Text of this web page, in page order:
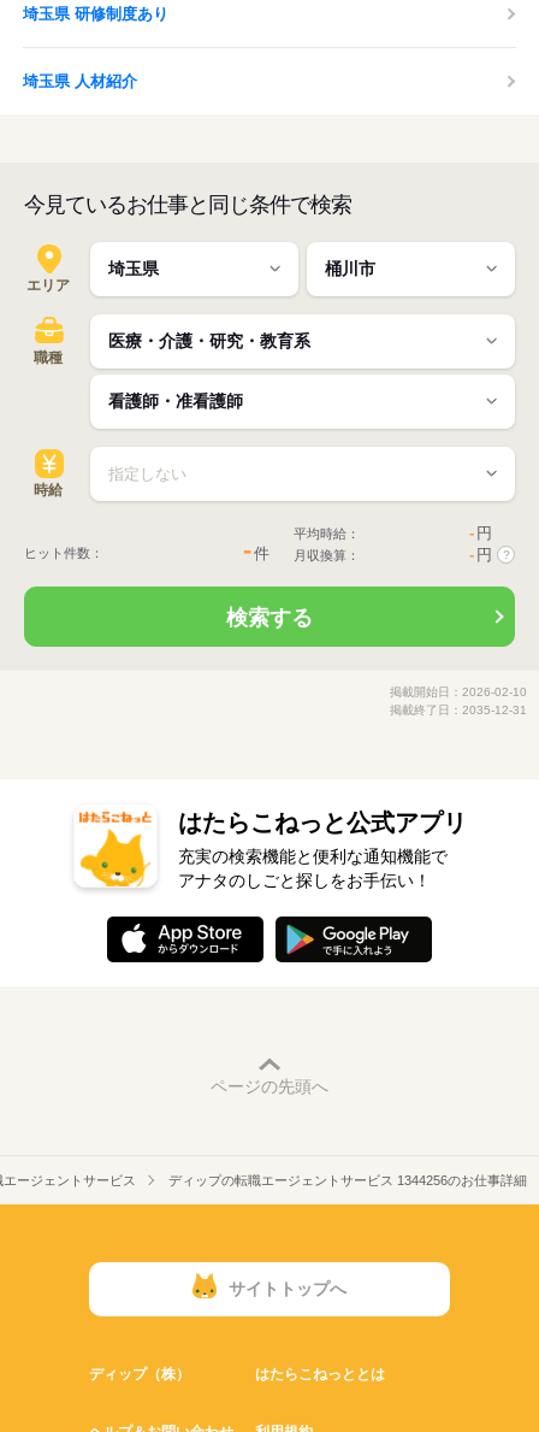
埼玉県 研修制度あり
埼玉県 人材紹介
今見ているお仕事と同じ条件で検索
エリア
職種
時給
ヒット件数： -件
平均時給： - 円
月収換算： - 円 ?
検索する
掲載開始日：2026-02-10
掲載終了日：2035-12-31
はたらこねっと公式アプリ
充実の検索機能と便利な通知機能で
アナタのしごと探しをお手伝い！
ページの先頭へ
ージェントサービス ディップの転職エージェントサービス 1344256のお仕事詳細
サイトトップへ
ディップ（株） はたらこねっととは